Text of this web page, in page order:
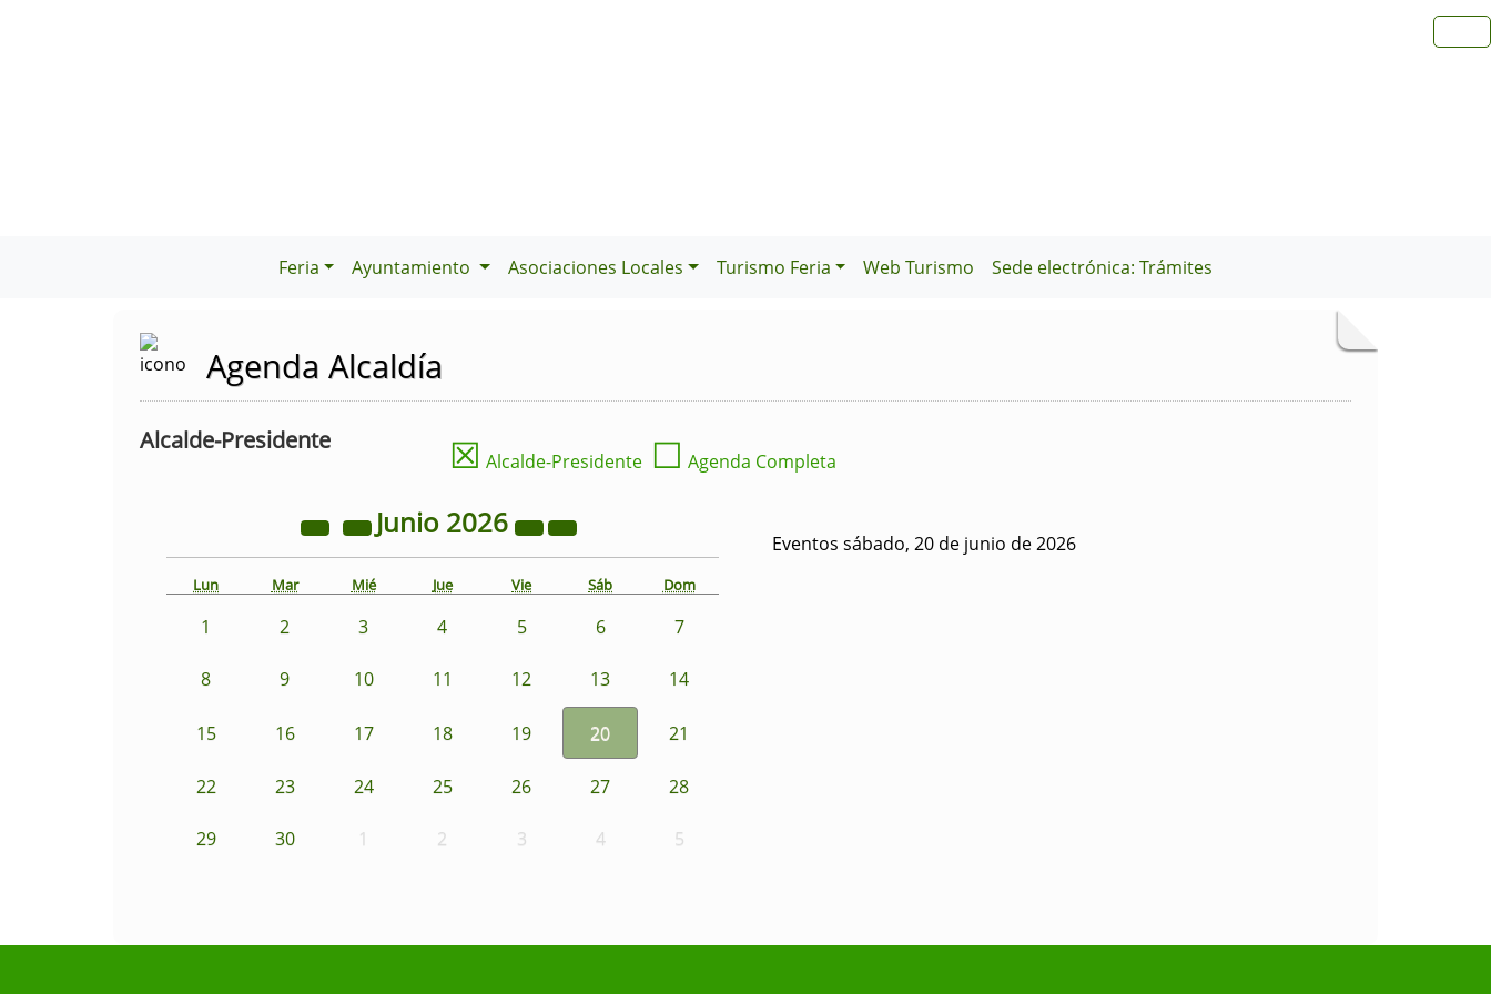
Feria Ayuntamiento Asociaciones Locales Turismo Feria Web Turismo Sede electrónica: Trámites
Agenda Alcaldía
Alcalde-Presidente ☒ Alcalde-Presidente ☐ Agenda Completa
Junio 2026
Lun Mar Mié Jue Vie Sáb Dom
1 2 3 4 5 6 7
8 9 10 11 12 13 14
15 16 17 18 19 20 21
22 23 24 25 26 27 28
29 30 1 2 3 4 5
Eventos sábado, 20 de junio de 2026